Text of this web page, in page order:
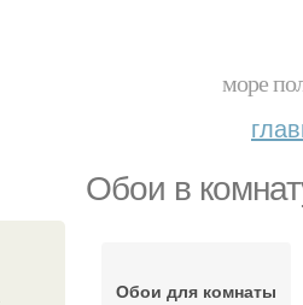
море
Обои в
Обои для комнаты